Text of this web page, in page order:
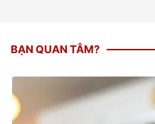
BẠN QUAN TÂM?